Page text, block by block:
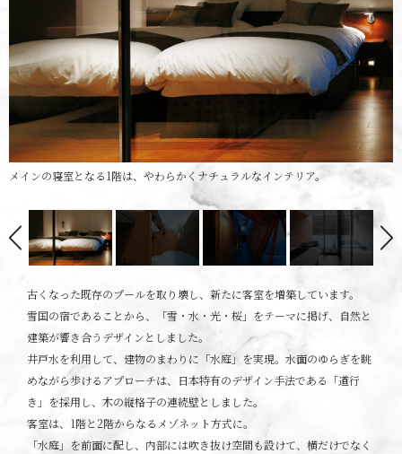
メインの寝室となる1階は、やわらかくナチュラルなインテリア。
古くなった既存のプールを取り壊し、新たに客室を増築しています。
雪国の宿であることから、「雪・水・光・桜」をテーマに掲げ、自然と
建築が響き合うデザインとしました。
井戸水を利用して、建物のまわりに「水庭」を実現。水面のゆらぎを眺
めながら歩けるアプローチは、日本特有のデザイン手法である「道行
き」を採用し、木の縦格子の連続壁としました。
客室は、1階と2階からなるメゾネット方式に。
「水庭」を前面に配し、内部には吹き抜け空間も設けて、横だけでなく